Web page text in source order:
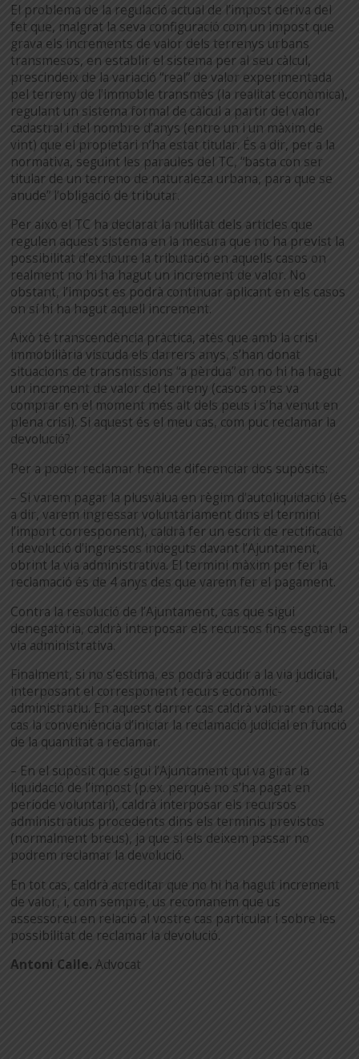
El problema de la regulació actual de l’impost deriva del
fet que, malgrat la seva configuració com un impost que
grava els increments de valor dels terrenys urbans
transmesos, en establir el sistema per al seu càlcul,
prescindeix de la variació “real” de valor experimentada
pel terreny de l’immoble transmès (la realitat econòmica),
regulant un sistema formal de càlcul a partir del valor
cadastral i del nombre d’anys (entre un i un màxim de
vint) que el propietari n’ha estat titular. És a dir, per a la
normativa, seguint les paraules del TC, “basta con ser
titular de un terreno de naturaleza urbana, para que se
anude” l’obligació de tributar.
Per això el TC ha declarat la nul·litat dels articles que
regulen aquest sistema en la mesura que no ha previst la
possibilitat d’excloure la tributació en aquells casos on
realment no hi ha hagut un increment de valor. No
obstant, l’impost es podrà continuar aplicant en els casos
on sí hi ha hagut aquell increment.
Això té transcendència pràctica, atès que amb la crisi
immobiliària viscuda els darrers anys, s’han donat
situacions de transmissions “a pèrdua” on no hi ha hagut
un increment de valor del terreny (casos on es va
comprar en el moment més alt dels peus i s’ha venut en
plena crisi). Si aquest és el meu cas, com puc reclamar la
devolució?
Per a poder reclamar hem de diferenciar dos supòsits:
– Si varem pagar la plusvàlua en règim d’autoliquidació (és
a dir, varem ingressar voluntàriament dins el termini
l’import corresponent), caldrà fer un escrit de rectificació
i devolució d’ingressos indeguts davant l’Ajuntament,
obrint la via administrativa. El termini màxim per fer la
reclamació és de 4 anys des que varem fer el pagament.
Contra la resolució de l’Ajuntament, cas que sigui
denegatòria, caldrà interposar els recursos fins esgotar la
via administrativa.
Finalment, si no s’estima, es podrà acudir a la via judicial,
interposant el corresponent recurs econòmic-
administratiu. En aquest darrer cas caldrà valorar en cada
cas la conveniència d’iniciar la reclamació judicial en funció
de la quantitat a reclamar.
– En el supòsit que sigui l’Ajuntament qui va girar la
liquidació de l’impost (p.ex. perquè no s’ha pagat en
període voluntari), caldrà interposar els recursos
administratius procedents dins els terminis previstos
(normalment breus), ja que si els deixem passar no
podrem reclamar la devolució.
En tot cas, caldrà acreditar que no hi ha hagut increment
de valor, i, com sempre, us recomanem que us
assessoreu en relació al vostre cas particular i sobre les
possibilitat de reclamar la devolució.
Antoni Calle. Advocat